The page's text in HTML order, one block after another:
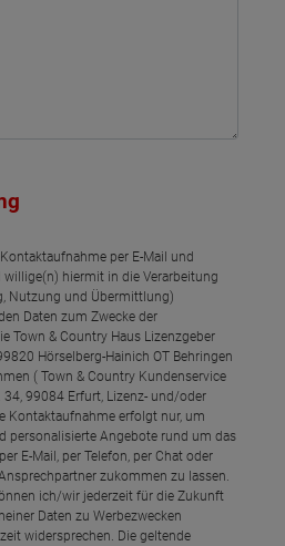
per E-Mail und
willige(n) hiermit in die Verarbeitung
Nutzung und Übermittlung)
Daten zum Zwecke der
Town & Country Haus Lizenzgeber
Hörselberg-Hainich OT Behringen
( Town & Country Kundenservice
34, 99084 Erfurt, Lizenz- und/oder
Kontaktaufnahme erfolgt nur, um
personalisierte Angebote rund um das
E-Mail, per Telefon, per Chat oder
zukommen zu lassen.
ich/wir jederzeit für die Zukunft
Daten zu Werbezwecken
widersprechen. Die geltende